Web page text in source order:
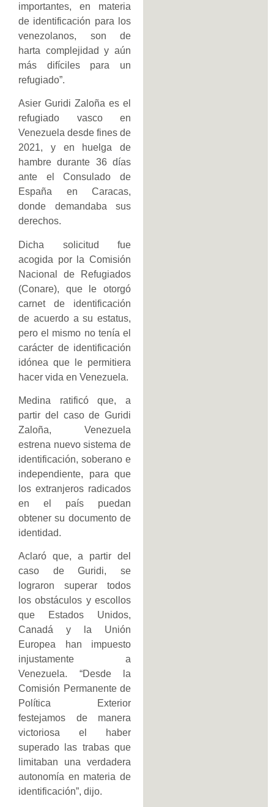
importantes, en materia
de identificación para los
venezolanos, son de
harta complejidad y aún
más difíciles para un
refugiado”.
Asier Guridi Zaloña es el
refugiado vasco en
Venezuela desde fines de
2021, y en huelga de
hambre durante 36 días
ante el Consulado de
España en Caracas,
donde demandaba sus
derechos.
Dicha solicitud fue
acogida por la Comisión
Nacional de Refugiados
(Conare), que le otorgó
carnet de identificación
de acuerdo a su estatus,
pero el mismo no tenía el
carácter de identificación
idónea que le permitiera
hacer vida en Venezuela.
Medina ratificó que, a
partir del caso de Guridi
Zaloña, Venezuela
estrena nuevo sistema de
identificación, soberano e
independiente, para que
los extranjeros radicados
en el país puedan
obtener su documento de
identidad.
Aclaró que, a partir del
caso de Guridi, se
lograron superar todos
los obstáculos y escollos
que Estados Unidos,
Canadá y la Unión
Europea han impuesto
injustamente a
Venezuela. “Desde la
Comisión Permanente de
Política Exterior
festejamos de manera
victoriosa el haber
superado las trabas que
limitaban una verdadera
autonomía en materia de
identificación”, dijo.